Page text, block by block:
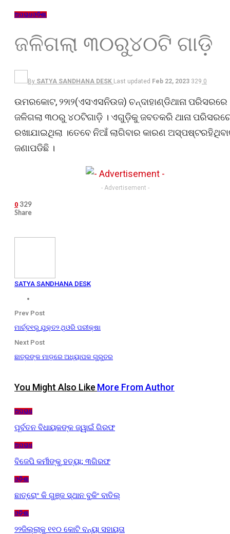
ଅପରାଧଓଡ଼ିଶା
ଜଳିଗଲା ୩୦ରୁ୪୦ଟି ଗାଡ଼ି
By SATYA SANDHANA DESK Last updated Feb 22, 2023 329 0
ଉମରକୋଟ, ୨୨ା୨(ଏସଏସନିଉଜ) ଚନ୍ଦାହାଣ୍ଡିଥାନା ପରିସରରେ
ଜଳିଗଲା ୩୦ରୁ ୪୦ଟିଗାଡ଼ି । ଏଗୁଡ଼ିକୁ ଜବତକରି ଥାନା
ରଖାଯାଇଥିଲା ।ତେବେ ନିଆଁ ଲାଗିବାର କାରଣ
ଜଣାପଡିଛି ।
- Advertisement -
0 329
Share
SATYA SANDHANA DESK
Prev Post
ମାର୍ଚ୍ଚ୧ରୁ ଯୁକ୍ତ୨ ଥିଓରି ପରୀକ୍ଷା
Next Post
ଛାତ୍ରଙ୍କ ମାଡ଼ରେ ଅଧ୍ୟାପକ ଗୁରୁତର
You Might Also Like More From Author
ଅପରାଧ
ପୂର୍ବତନ ବିଧାୟକଙ୍କ ଜ୍ୱାଇଁ ଗିରଫ
ଅପରାଧ
ବିଜେପି କର୍ମୀଙ୍କୁ ହତ୍ୟା; ୩ଗିରଫ
ଓଡ଼ିଶା
ଛାତ୍ରୋଂ କି ଗୁଞ୍ଜ ସ୍ଥାନ ବୁକିଂ ବାତିଲ୍
ଓଡ଼ିଶା
୨୨ଜିଲ୍ଲାକୁ ୧୧୦ କୋଟି ବନ୍ୟା ସହାୟତା